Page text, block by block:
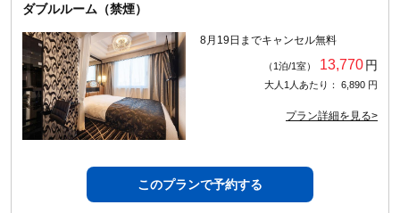
ダブルルーム（禁煙）
8月19日までキャンセル無料
（1泊/1室） 13,770円
大人1人あたり： 6,890 円
プラン詳細を見る>
このプランで予約する